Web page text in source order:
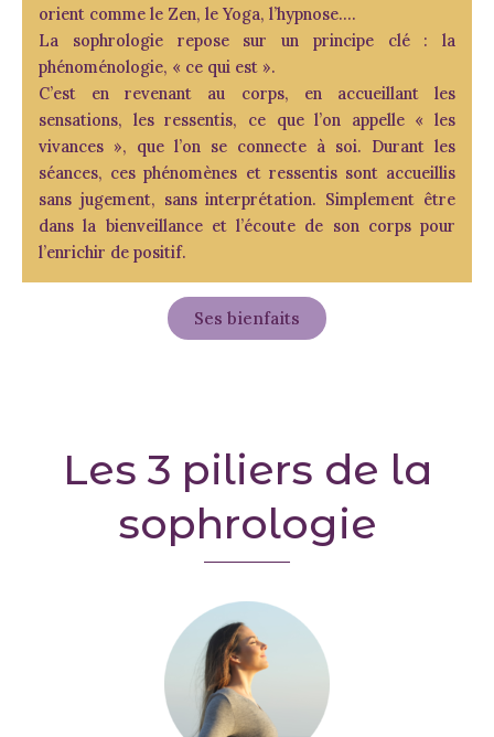
orient comme le Zen, le Yoga, l’hypnose….
La sophrologie repose sur un principe clé : la
phénoménologie, « ce qui est ».
C’est en revenant au corps, en accueillant les
sensations, les ressentis, ce que l’on appelle « les
vivances », que l’on se connecte à soi. Durant les
séances, ces phénomènes et ressentis sont accueillis
sans jugement, sans interprétation. Simplement être
dans la bienveillance et l’écoute de son corps pour
l’enrichir de positif.
Ses bienfaits
Les 3 piliers de la
sophrologie